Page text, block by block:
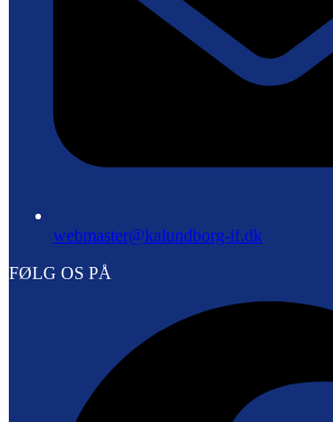
webmaster@kalundborg-if.dk
FØLG OS PÅ